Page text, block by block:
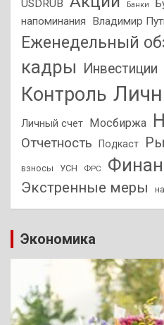
USDRUB Банки
напоминания
Владимир
Еженедельный
кадры
Инвестиции
Контроль
Личный счет Мосбиржа
Отчетность Подкаст
взносы УСН ФРС
Экстренные меры
Экономика